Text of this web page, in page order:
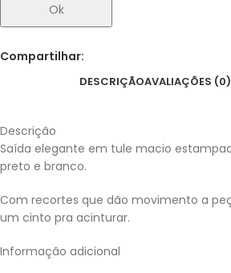
Ok
Compartilhar:
DESCRIÇÃOAVALIAÇÕES (0)
Descrição
Saída elegante em tule macio
preto e branco.
Com recortes que dão movimento a
um cinto pra acinturar.
Informação adicional